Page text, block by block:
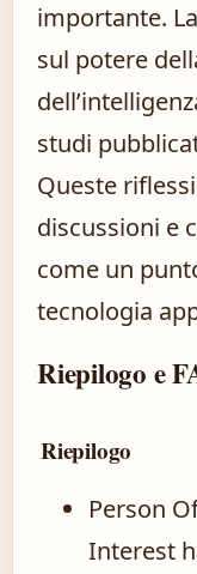
importante.
sul potere
studi
Queste
discussioni e
come un
tecnologia
Riepilogo e
Riepilogo
Person
Interest